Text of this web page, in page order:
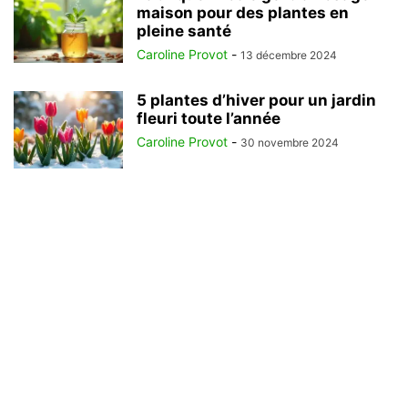
maison pour des plantes en
pleine santé
Caroline Provot - 13 décembre 2024
5 plantes d’hiver pour un jardin
fleuri toute l’année
Caroline Provot - 30 novembre 2024